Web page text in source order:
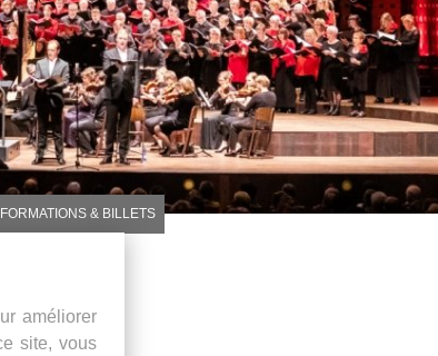
& BILLETS
améliorer
site, vous